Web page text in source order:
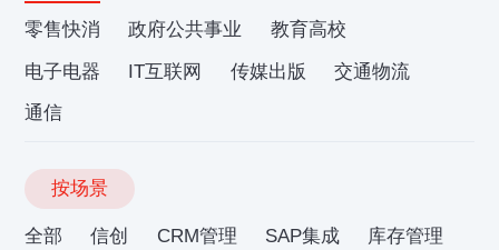
零售快消
政府公共事业
教育高校
电子电器
IT互联网 传媒出版
交通物流
通信
按场景
全部 信创 CRM管理 SAP集成
库存管理